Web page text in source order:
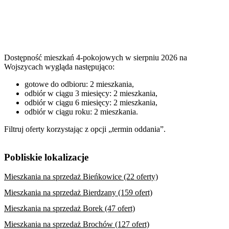
Dostępność mieszkań 4-pokojowych w sierpniu 2026 na
Wojszycach wygląda następująco:
gotowe do odbioru: 2 mieszkania,
odbiór w ciągu 3 miesięcy: 2 mieszkania,
odbiór w ciągu 6 miesięcy: 2 mieszkania,
odbiór w ciągu roku: 2 mieszkania.
Filtruj oferty korzystając z opcji „termin oddania”.
Pobliskie lokalizacje
Mieszkania na sprzedaż Bieńkowice (22 oferty)
Mieszkania na sprzedaż Bierdzany (159 ofert)
Mieszkania na sprzedaż Borek (47 ofert)
Mieszkania na sprzedaż Brochów (127 ofert)